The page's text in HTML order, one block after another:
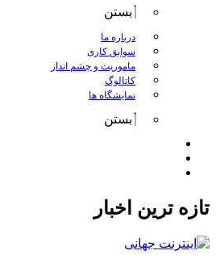
بستن
درباره ما
سوابق کاری
ماموریت و چشم انداز
کاتالوگ
نمایشگاه ها
بستن
تازه ترین اخبار